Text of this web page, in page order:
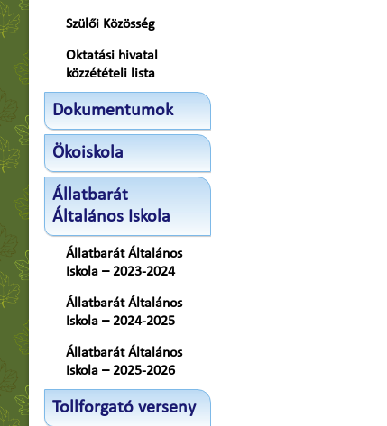
Szülői Közösség
Oktatási hivatal
közzétételi lista
Dokumentumok
Ökoiskola
Állatbarát
Általános Iskola
Állatbarát Általános
Iskola – 2023-2024
Állatbarát Általános
Iskola – 2024-2025
Állatbarát Általános
Iskola – 2025-2026
Tollforgató verseny